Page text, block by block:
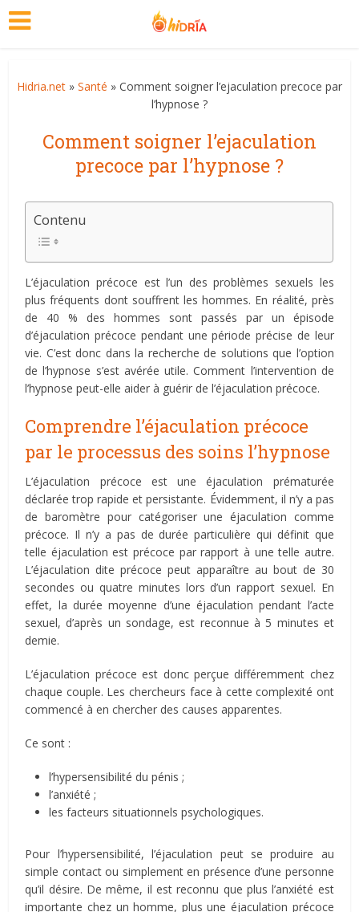
Hidria.net » Santé » Comment soigner l’ejaculation precoce par
l’hypnose ?
Comment soigner l’ejaculation
precoce par l’hypnose ?
Contenu
L’éjaculation précoce est l’un des problèmes sexuels les
plus fréquents dont souffrent les hommes. En réalité, près
de 40 % des hommes sont passés par un épisode
d’éjaculation précoce pendant une période précise de leur
vie. C’est donc dans la recherche de solutions que l’option
de l’hypnose s’est avérée utile. Comment l’intervention de
l’hypnose peut-elle aider à guérir de l’éjaculation précoce.
Comprendre l’éjaculation précoce
par le processus des soins l’hypnose
L’éjaculation précoce est une éjaculation prématurée
déclarée trop rapide et persistante. Évidemment, il n’y a pas
de baromètre pour catégoriser une éjaculation comme
précoce. Il n’y a pas de durée particulière qui définit que
telle éjaculation est précoce par rapport à une telle autre.
L’éjaculation dite précoce peut apparaître au bout de 30
secondes ou quatre minutes lors d’un rapport sexuel. En
effet, la durée moyenne d’une éjaculation pendant l’acte
sexuel, d’après un sondage, est reconnue à 5 minutes et
demie.
L’éjaculation précoce est donc perçue différemment chez
chaque couple. Les chercheurs face à cette complexité ont
commencé à en chercher des causes apparentes.
Ce sont :
l’hypersensibilité du pénis ;
l’anxiété ;
les facteurs situationnels psychologiques.
Pour l’hypersensibilité, l’éjaculation peut se produire au
simple contact ou simplement en présence d’une personne
qu’il désire. De même, il est reconnu que plus l’anxiété est
importante chez un homme, plus une éjaculation précoce